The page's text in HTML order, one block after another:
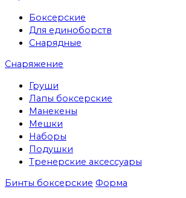
Боксерские
Для единоборств
Снарядные
Снаряжение
Груши
Лапы боксерские
Манекены
Мешки
Наборы
Подушки
Тренерские аксессуары
Бинты боксерские Форма